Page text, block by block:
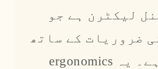
لیکٹرن ہے جو
ضروریات کے ساتھ
ergonomics کو جوڑتا ہے۔ یہ